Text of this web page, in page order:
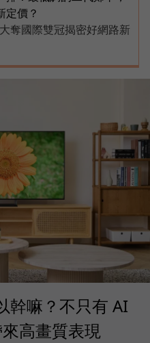
定價？
奪國際雙冠揭密好網路新
幹嘛？不只有 AI
高畫質表現